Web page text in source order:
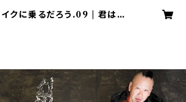
クに乗るだろう.09 | 君はバ